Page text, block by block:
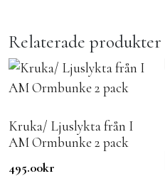
Relaterade produkter
Kruka/ Ljuslykta från I
AM Ormbunke 2 pack
495.00kr